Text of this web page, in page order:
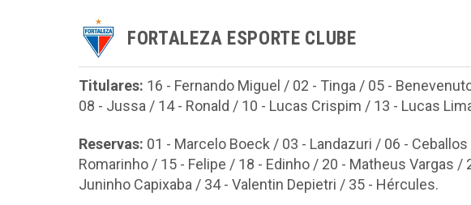
FORTALEZA ESPORTE CLUBE
Titulares: 16 - Fernando Miguel / 02 - Tinga / 05 -
08 - Jussa / 14 - Ronald / 10 - Lucas Crispim / 13 - Lucas
Reservas: 01 - Marcelo Boeck / 03 - Landazuri / 06 -
Romarinho / 15 - Felipe / 18 - Edinho / 20 - Matheus Vargas /
Juninho Capixaba / 34 - Valentin Depietri / 35 - Hércules.